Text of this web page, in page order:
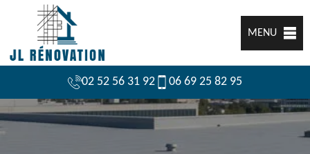
MENU
02 52 56 31 92 06 69 25 82 95